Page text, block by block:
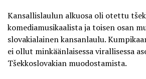
Kansallislaulun alkuosa oli otettu
komediamusikaalista ja toisen osan
slovakialainen kansanlaulu.
ei ollut minkäänlaisessa virallisessa
Tšekkoslovakian muodostamista.